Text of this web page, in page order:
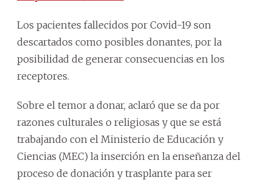
Los pacientes fallecidos por Covid-19 son
descartados como posibles donantes, por la
posibilidad de generar consecuencias en los
receptores.
Sobre el temor a donar, aclaró que se da por
razones culturales o religiosas y que se está
trabajando con el Ministerio de Educación y
Ciencias (MEC) la inserción en la enseñanza del
proceso de donación y trasplante para ser